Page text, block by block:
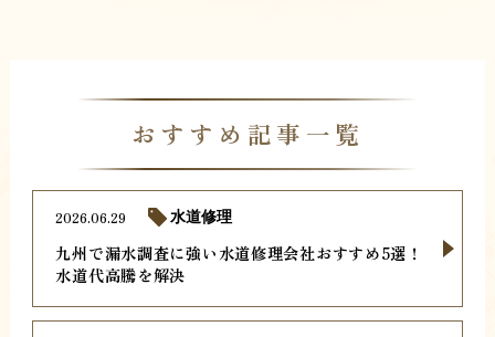
おすすめ記事一覧
九州で漏水調査に強い水道修理会社おすすめ5選！
水道代高騰を解決
2026.06.29 水道修理